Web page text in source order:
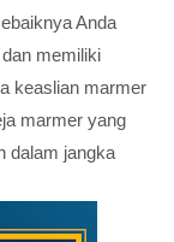
Anda
memiliki
keaslian marmer
marmer yang
dalam jangka